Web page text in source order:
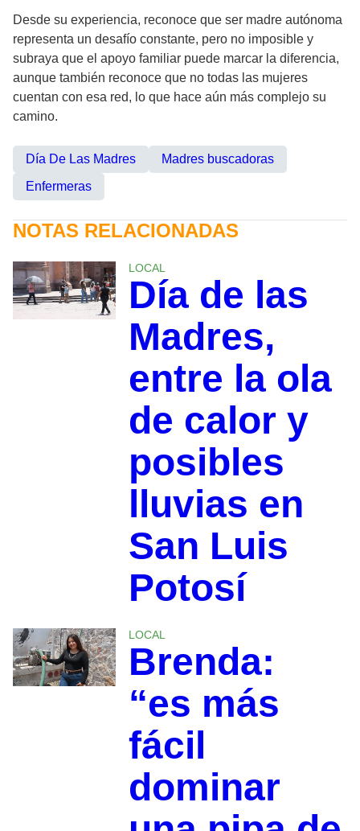
Desde su experiencia, reconoce que ser madre autónoma
representa un desafío constante, pero no imposible y
subraya que el apoyo familiar puede marcar la diferencia,
aunque también reconoce que no todas las mujeres
cuentan con esa red, lo que hace aún más complejo su
camino.
Día De Las Madres
Madres buscadoras
Enfermeras
NOTAS RELACIONADAS
LOCAL
Día de las
Madres,
entre la ola
de calor y
posibles
lluvias en
San Luis
Potosí
LOCAL
Brenda:
“es más
fácil
dominar